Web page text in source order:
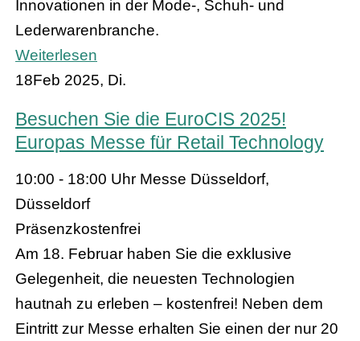
Innovationen in der Mode-, Schuh- und
Lederwarenbranche.
Weiterlesen
18Feb 2025, Di.
Besuchen Sie die EuroCIS 2025!
Europas Messe für Retail Technology
10:00 - 18:00 Uhr Messe Düsseldorf,
Düsseldorf
Präsenzkostenfrei
Am 18. Februar haben Sie die exklusive
Gelegenheit, die neuesten Technologien
hautnah zu erleben – kostenfrei! Neben dem
Eintritt zur Messe erhalten Sie einen der nur 20